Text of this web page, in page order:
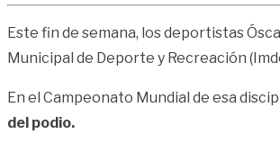
Este fin de semana, los deportistas
Municipal de Deporte y Recreación
En el Campeonato Mundial de esa
del podio.